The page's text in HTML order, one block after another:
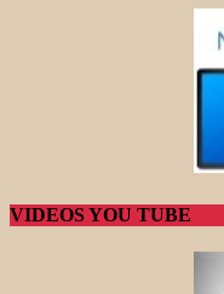
VIDEOS YOU TUBE